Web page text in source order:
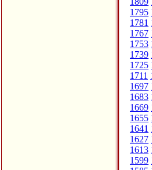
1795
1781
1767
1753
1739
1725
1711
1697
1683
1669
1655
1641
1627
1613
1599